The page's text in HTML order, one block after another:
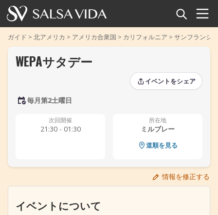
ホーム
イベント
記事
TuneTempo
ガイド > 北アメリカ > アメリカ合衆国 > カリフォルニア > サンフランシ
WEPAサタデー
イベントをシェア
毎月第2土曜日
次回開催
21:30 - 01:30
所在地
ミルブレー
道順を見る
情報を修正する
イベントについて